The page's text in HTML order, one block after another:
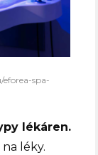
spa-
lékáren.
léky.